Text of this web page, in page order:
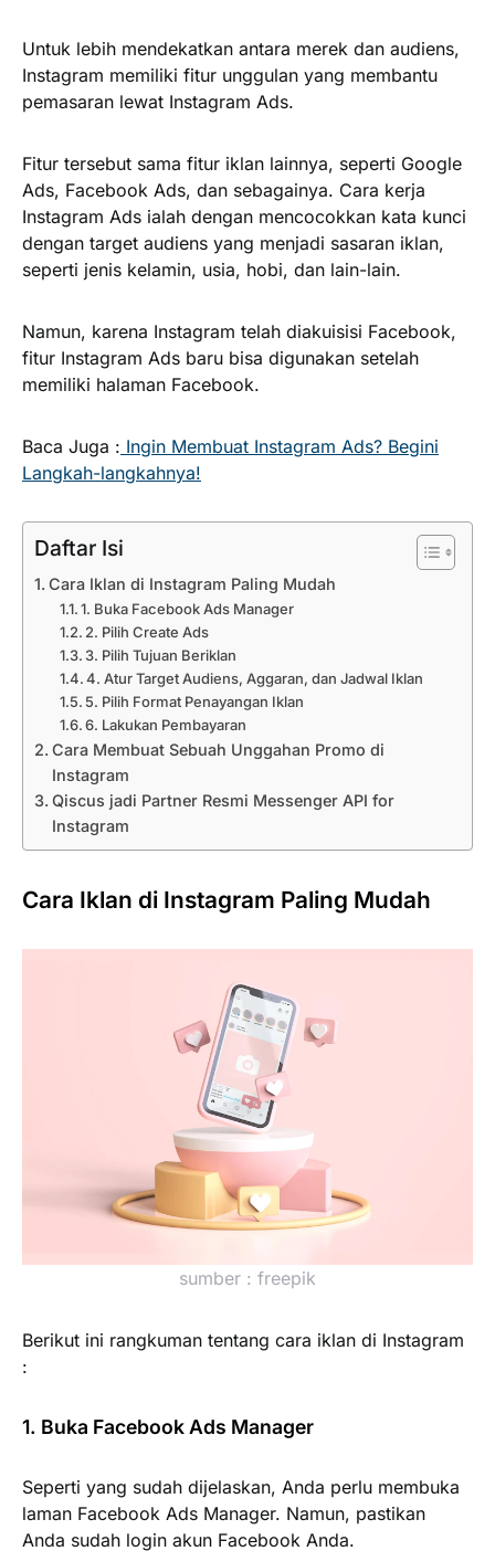
Untuk lebih mendekatkan antara merek dan audiens,
Instagram memiliki fitur unggulan yang membantu
pemasaran lewat Instagram Ads.
Fitur tersebut sama fitur iklan lainnya, seperti Google
Ads, Facebook Ads, dan sebagainya. Cara kerja
Instagram Ads ialah dengan mencocokkan kata kunci
dengan target audiens yang menjadi sasaran iklan,
seperti jenis kelamin, usia, hobi, dan lain-lain.
Namun, karena Instagram telah diakuisisi Facebook,
fitur Instagram Ads baru bisa digunakan setelah
memiliki halaman Facebook.
Baca Juga : Ingin Membuat Instagram Ads? Begini
Langkah-langkahnya!
Daftar Isi
Cara Iklan di Instagram Paling Mudah
1. Buka Facebook Ads Manager
2. Pilih Create Ads
3. Pilih Tujuan Beriklan
4. Atur Target Audiens, Aggaran, dan Jadwal Iklan
5. Pilih Format Penayangan Iklan
6. Lakukan Pembayaran
Cara Membuat Sebuah Unggahan Promo di
Instagram
Qiscus jadi Partner Resmi Messenger API for
Instagram
Cara Iklan di Instagram Paling Mudah
sumber : freepik
Berikut ini rangkuman tentang cara iklan di Instagram
:
1. Buka Facebook Ads Manager
Seperti yang sudah dijelaskan, Anda perlu membuka
laman Facebook Ads Manager. Namun, pastikan
Anda sudah login akun Facebook Anda.